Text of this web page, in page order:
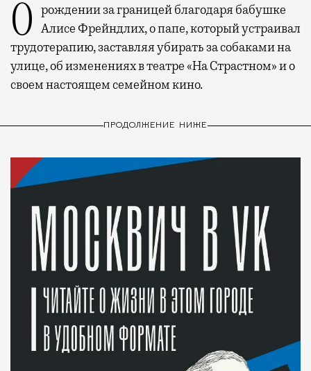
О рождении за границей благодаря бабушке Алисе Фрейндлих, о папе, который устраивал
трудотерапию, заставляя убирать за собаками на
улице, об изменениях в театре «На Страстном» и о
своем настоящем семейном кино.
ПРОДОЛЖЕНИЕ НИЖЕ